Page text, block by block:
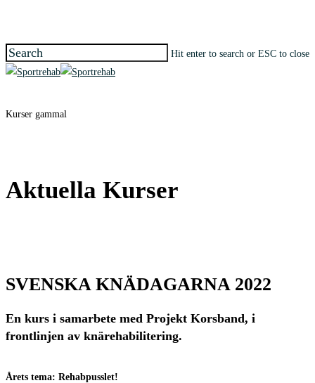
main
content
Hit enter to search or ESC to close
Close
Kurser gammal
Aktuella Kurser
SVENSKA KNÄDAGARNA 2022
En kurs i samarbete med Projekt Korsband, i
frontlinjen av knärehabilitering.
Årets tema: Rehabpusslet!